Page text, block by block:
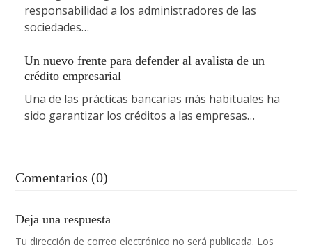
responsabilidad a los administradores de las
sociedades…
Un nuevo frente para defender al avalista de un
crédito empresarial
Una de las prácticas bancarias más habituales ha
sido garantizar los créditos a las empresas…
Comentarios (0)
Deja una respuesta
Tu dirección de correo electrónico no será publicada. Los